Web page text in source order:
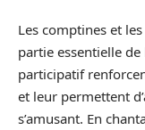
Les comptines et
partie essentielle de
participatif
et leur permettent
s’amusant. En